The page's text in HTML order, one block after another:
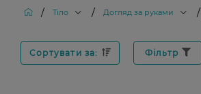
/ Тіло / Догляд за руками /
Сортувати за: Фільтр